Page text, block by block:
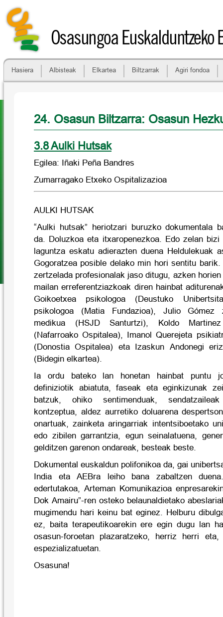
Osasungoa Euskalduntzeko
Hasiera Albisteak Elkartea Biltzarrak Agiri fondoa
24. Osasun Biltzarra: Osasun
3.8 Aulki Hutsak
Egilea: Iñaki Peña Bandres
Zumarragako Etxeko Ospitalizazioa
AULKI HUTSAK
“Aulki hutsak” heriotzari buruzko dokumentala
da. Doluzkoa eta itxaropenezkoa. Edo zelan
laguntza eskatu adierazten duena Heldulekuak
Gogoratzea posible delako min hori sentitu
zertzelada profesionalak jaso ditugu, azken
mailan erreferentziazkoak diren hainbat
Goikoetxea psikologoa (Deustuko
psikologoa (Matia Fundazioa), Julio Gómez
medikua (HSJD Santurtzi), Koldo
(Nafarroako Ospitalea), Imanol Querejeta
(Donostia Ospitalea) eta Izaskun Andonegi
(Bidegin elkartea).
Ia ordu bateko lan honetan hainbat puntu
definiziotik abiatuta, faseak eta eginkizunak
batzuk, ohiko sentimenduak,
kontzeptua, aldez aurretiko doluarena
onartuak, zainketa aringarriak intentsiboetako
edo zibilen garrantzia, egun seinalatuena,
gelditzen garenon ondareak, besteak beste.
Dokumental euskaldun polifonikoa da, gai
India eta AEBra leiho bana zabaltzen
edertutakoa, Arteman Komunikazioa
Dok Amairu”-ren osteko belaunaldietako
mugimendu hari keinu bat eginez. Helburu
ez, baita terapeutikoarekin ere egin dugu lan
osasun-foroetan plazaratzeko, herriz herri
espezializatuetan.
Osasuna!